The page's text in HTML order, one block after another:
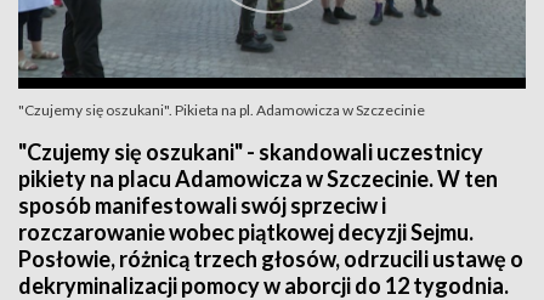
"Czujemy się oszukani". Pikieta na pl. Adamowicza w Szczecinie
"Czujemy się oszukani" - skandowali uczestnicy
pikiety na placu Adamowicza w Szczecinie. W ten
sposób manifestowali swój sprzeciw i
rozczarowanie wobec piątkowej decyzji Sejmu.
Posłowie, różnicą trzech głosów, odrzucili ustawę o
dekryminalizacji pomocy w aborcji do 12 tygodnia.